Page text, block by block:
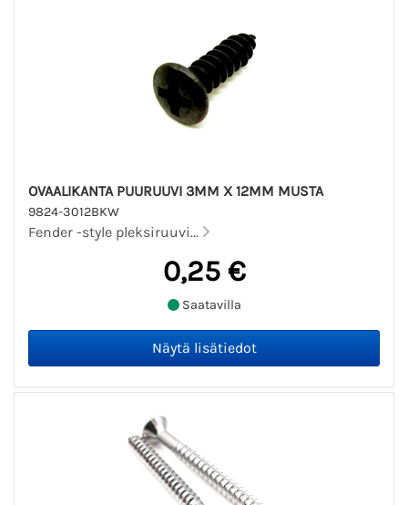
OVAALIKANTA PUURUUVI 3MM X 12MM MUSTA
9824-3012BKW
Fender -style pleksiruuvi...
0,25 €
Saatavilla